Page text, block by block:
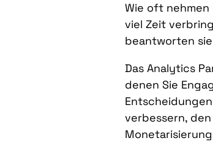
Wie oft nehmen
viel Zeit
beantworten
Das Analytics
denen Sie
verbessern,